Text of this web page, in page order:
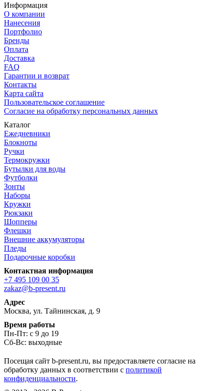
Информация
О компании
Нанесения
Портфолио
Бренды
Оплата
Доставка
FAQ
Гарантии и возврат
Контакты
Карта сайта
Пользовательское соглашение
Согласие на обработку персональных данных
Каталог
Ежедневники
Блокноты
Ручки
Термокружки
Бутылки для воды
Футболки
Зонты
Наборы
Кружки
Рюкзаки
Шопперы
Флешки
Внешние аккумуляторы
Пледы
Подарочные коробки
Контактная информация
+7 495 109 00 35
zakaz@b-present.ru
Адрес
Москва, ул. Тайнинская, д. 9
Время работы
Пн-Пт: с 9 до 19
Сб-Вс: выходные
Посещая сайт b-present.ru, вы предоставляете согласие на
обработку данных в соответствии с политикой
конфиденциальности.